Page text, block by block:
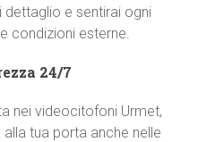
dettaglio e sentirai ogni
condizioni esterne.
24/7
nei videocitofoni Urmet,
tua porta anche nelle